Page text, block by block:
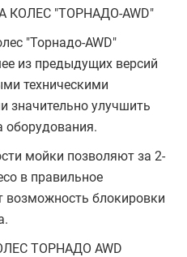
"ТОРНАДО-AWD"
"Торнадо-AWD"
из предыдущих версий
техническими
значительно улучшить
оборудования.
мойки позволяют за 2-
в правильное
возможность блокировки
ТОРНАДО AWD